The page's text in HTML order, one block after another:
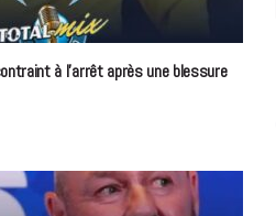
à l’arrêt après une blessure